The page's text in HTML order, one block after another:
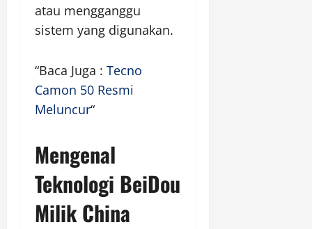
atau mengganggu
sistem yang digunakan.
“Baca Juga : Tecno
Camon 50 Resmi
Meluncur“
Mengenal
Teknologi BeiDou
Milik China